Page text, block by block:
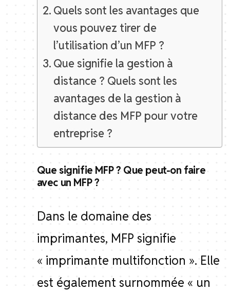
Quels sont les avantages que
vous pouvez tirer de
l’utilisation d’un MFP ?
Que signifie la gestion à
distance ? Quels sont les
avantages de la gestion à
distance des MFP pour votre
entreprise ?
Que signifie MFP ? Que peut-on faire
avec un MFP ?
Dans le domaine des
imprimantes, MFP signifie
« imprimante multifonction ». Elle
est également surnommée « un